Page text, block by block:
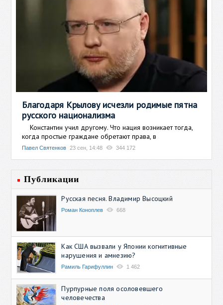
Благодаря Крылову исчезли родимые пятна
русского национализма
Константин учил другому. Что нация возникает тогда,
когда простые граждане обретают права, в
Павел Святенков 23 сен, 14:48 344 172
Публикации
Русская песня. Владимир Высоцкий
Роман Коноплев 668
Как США вызвали у Японии когнитивные
нарушения и амнезию?
Рамиль Гарифуллин 1 462
Пурпурные поля осоловевшего
человечества